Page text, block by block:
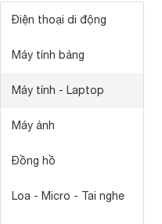
Điện thoại di động
Máy tính bảng
Máy tính - Laptop
Máy ảnh
Đồng hồ
Loa - Micro - Tai nghe